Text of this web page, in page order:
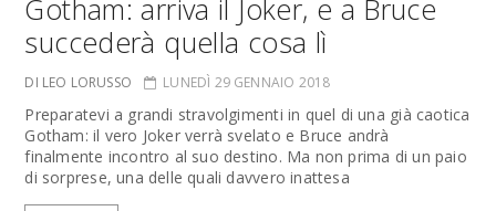
Gotham: arriva il Joker, e a Bruce
succederà quella cosa lì
DI LEO LORUSSO LUNEDÌ 29 GENNAIO 2018
Preparatevi a grandi stravolgimenti in quel di una già caotica
Gotham: il vero Joker verrà svelato e Bruce andrà
finalmente incontro al suo destino. Ma non prima di un paio
di sorprese, una delle quali davvero inattesa